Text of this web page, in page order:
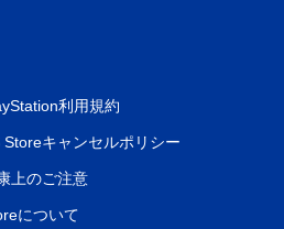
利用規約
Storeキャンセルポリシー
上のご注意
について